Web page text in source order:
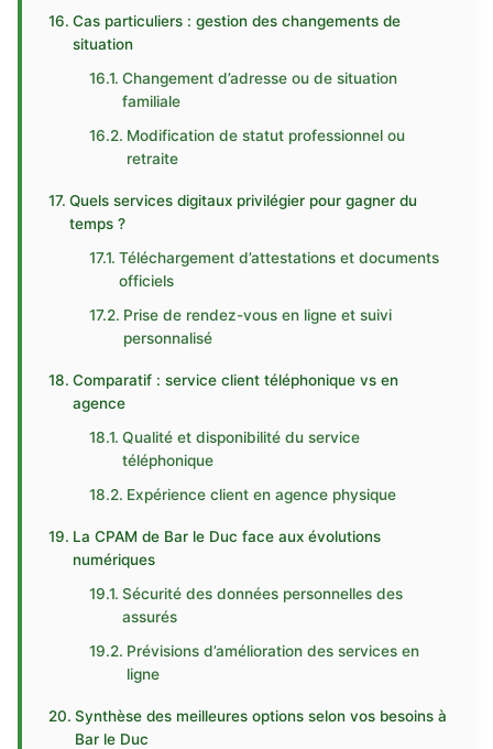
Cas particuliers : gestion des changements de
situation
Changement d’adresse ou de situation
familiale
Modification de statut professionnel ou
retraite
Quels services digitaux privilégier pour gagner du
temps ?
Téléchargement d’attestations et documents
officiels
Prise de rendez-vous en ligne et suivi
personnalisé
Comparatif : service client téléphonique vs en
agence
Qualité et disponibilité du service
téléphonique
Expérience client en agence physique
La CPAM de Bar le Duc face aux évolutions
numériques
Sécurité des données personnelles des
assurés
Prévisions d’amélioration des services en
ligne
Synthèse des meilleures options selon vos besoins à
Bar le Duc